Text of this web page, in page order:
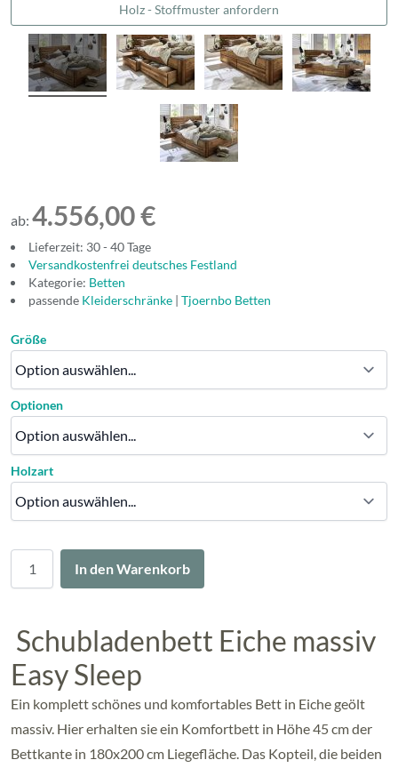
Holz - Stoffmuster anfordern
ab: 4.556,00 €
Lieferzeit: 30 - 40 Tage
Versandkostenfrei deutsches Festland
Kategorie: Betten
passende Kleiderschränke | Tjoernbo Betten
In den Warenkorb
Größe
Optionen
Holzart
Schubladenbett Eiche massiv
Easy Sleep
Ein komplett schönes und komfortables Bett in Eiche geölt
massiv. Hier erhalten sie ein Komfortbett in Höhe 45 cm der
Bettkante in 180x200 cm Liegefläche. Das Kopteil, die beiden